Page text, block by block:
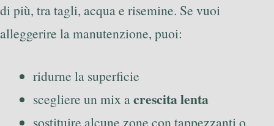
di più, tra tagli, acqua e risemine. Se vuoi
alleggerire la manutenzione, puoi:
ridurne la superficie
scegliere un mix acrescita lenta
sostituire alcune zone con tappezzanti o